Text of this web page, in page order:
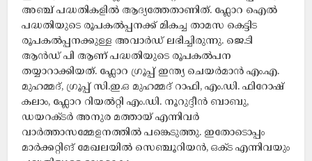
അഞ്ച് പദ്ധതികളിൽ ആദ്യത്തേതാണിത്. ഫ്ലോറ ഐൽ
പദ്ധതിയുടെ രൂപകൽപ്പനക്ക് മികച്ച താമസ കെട്ടിട
രൂപകൽപ്പനക്കുള്ള അവാർഡ് ലഭിച്ചിരുന്നു. ജെ.ടി
ആൻഡ് പി ആണ് പദ്ധതിയുടെ രൂപകൽപന
തയ്യാറാക്കിയത്. ഫ്ലോറ ഗ്രൂപ്പ് ഇന്ത്യ ചെയർമാൻ എം.എ.
മുഹമ്മദ്, ഗ്രൂപ്പ് സി.ഇ.ഒ മുഹമ്മദ് റാഫി, എം.ഡി. ഫിറോഷ്
കലാം, ഫ്ലോറ റിയൽറ്റി എം.ഡി. നൂറുദ്ദീൻ ബാബു,
ഡയറക്ടർ അനുര മത്തായ് എന്നിവർ
വാർത്താസമ്മേളനത്തിൽ പങ്കെടുത്തു. ഇതോടൊപ്പം
മാർക്കറ്റിങ് മേഖലയിൽ സെഞ്ചൂറിയൻ, ഒക്ട എന്നിവയും